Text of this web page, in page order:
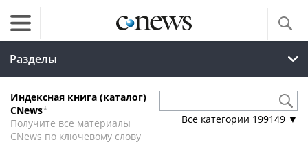
Разделы
Индексная книга (каталог)
CNews*
Получите все материалы
CNews по ключевому слову
Все категории 199149 ▼